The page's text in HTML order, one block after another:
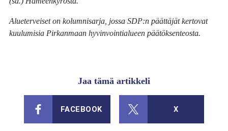
Alueterveiset on kolumnisarja, jossa SDP:n päättäjät kertovat
kuulumisia Pirkanmaan hyvinvointialueen päätöksenteosta.
Jaa tämä artikkeli
FACEBOOK X